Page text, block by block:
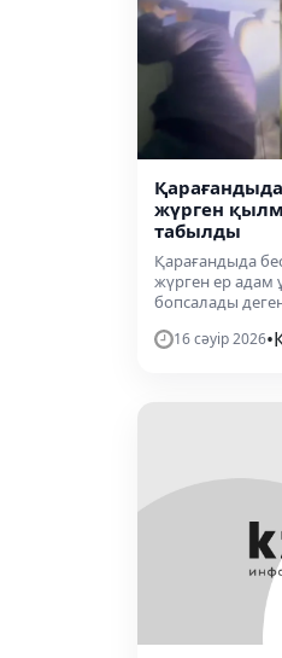
жүрген
табылды
Қарағандыда
жүрген ер адам
бопсалады деген
16 сәуір 2026•